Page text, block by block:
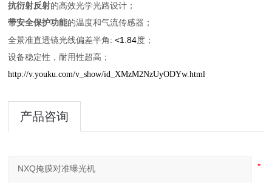
抗衍射反射的高效光学光路设计；
带安全保护功能的温度和气流传感器；
全景准直透镜光线偏差半角 : <1.84度；
设备稳定性，耐用性超高；
http://v.youku.com/v_show/id_XMzM2NzUyODYw.html
产品咨询